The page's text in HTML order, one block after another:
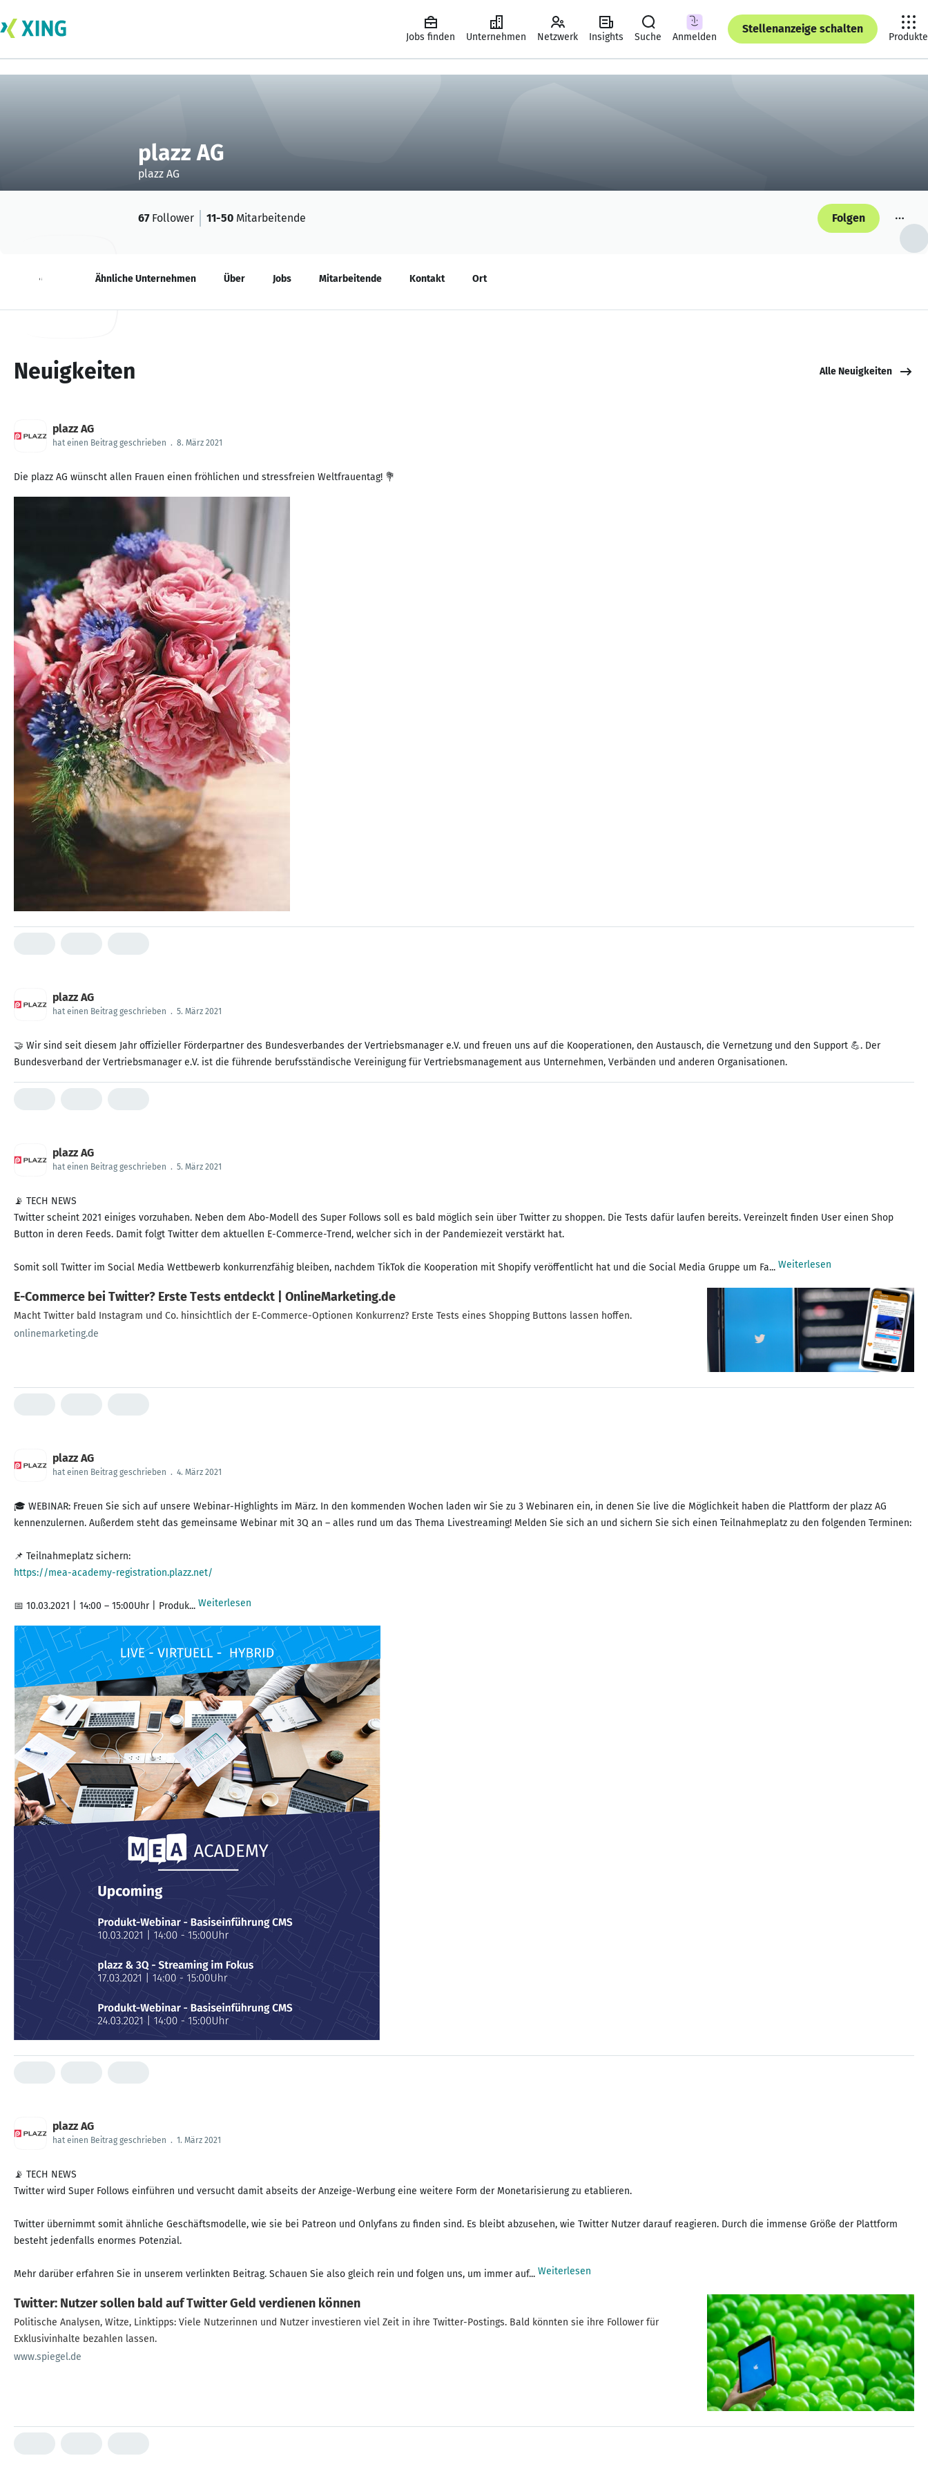
Jobs finden Unternehmen Netzwerk Insights Suche Anmelden
Stellenanzeige schalten
Produkte
plazz AG
plazz AG
67Follower 11-50 Mitarbeitende Folgen
Neuigkeiten Ähnliche Unternehmen Über Jobs Mitarbeitende Kontakt Ort
Neuigkeiten Alle Neuigkeiten
plazz AG
hat einen Beitrag geschrieben . 8. März 2021
Die plazz AG wünscht allen Frauen einen fröhlichen und stressfreien Weltfrauentag! 💐
plazz AG
hat einen Beitrag geschrieben . 5. März 2021
🤝 Wir sind seit diesem Jahr offizieller Förderpartner des Bundesverbandes der Vertriebsmanager e.V. und freuen uns auf die Kooperationen, den Austausch, die Vernetzung und den Support 💪. Der
Bundesverband der Vertriebsmanager e.V. ist die führende berufsständische Vereinigung für Vertriebsmanagement aus Unternehmen, Verbänden und anderen Organisationen.
plazz AG
hat einen Beitrag geschrieben . 5. März 2021
📡 TECH NEWS
Twitter scheint 2021 einiges vorzuhaben. Neben dem Abo-Modell des Super Follows soll es bald möglich sein über Twitter zu shoppen. Die Tests dafür laufen bereits. Vereinzelt finden User einen Shop
Button in deren Feeds. Damit folgt Twitter dem aktuellen E-Commerce-Trend, welcher sich in der Pandemiezeit verstärkt hat.
Somit soll Twitter im Social Media Wettbewerb konkurrenzfähig bleiben, nachdem TikTok die Kooperation mit Shopify veröffentlicht hat und die Social Media Gruppe um Fa... Weiterlesen
E-Commerce bei Twitter? Erste Tests entdeckt | OnlineMarketing.de
Macht Twitter bald Instagram und Co. hinsichtlich der E-Commerce-Optionen Konkurrenz? Erste Tests eines Shopping Buttons lassen hoffen.
onlinemarketing.de
plazz AG
hat einen Beitrag geschrieben . 4. März 2021
🎓 WEBINAR: Freuen Sie sich auf unsere Webinar-Highlights im März. In den kommenden Wochen laden wir Sie zu 3 Webinaren ein, in denen Sie live die Möglichkeit haben die Plattform der plazz AG
kennenzulernen. Außerdem steht das gemeinsame Webinar mit 3Q an – alles rund um das Thema Livestreaming! Melden Sie sich an und sichern Sie sich einen Teilnahmeplatz zu den folgenden Terminen:
https://mea-academy-registration.plazz.net/
📅 10.03.2021 | 14:00 – 15:00Uhr | Produk... Weiterlesen
plazz AG
hat einen Beitrag geschrieben . 1. März 2021
📡 TECH NEWS
Twitter wird Super Follows einführen und versucht damit abseits der Anzeige-Werbung eine weitere Form der Monetarisierung zu etablieren.
Twitter übernimmt somit ähnliche Geschäftsmodelle, wie sie bei Patreon und Onlyfans zu finden sind. Es bleibt abzusehen, wie Twitter Nutzer darauf reagieren. Durch die immense Größe der Plattform
besteht jedenfalls enormes Potenzial.
Mehr darüber erfahren Sie in unserem verlinkten Beitrag. Schauen Sie also gleich rein und folgen uns, um immer auf... Weiterlesen
Twitter: Nutzer sollen bald auf Twitter Geld verdienen können
Politische Analysen, Witze, Linktipps: Viele Nutzerinnen und Nutzer investieren viel Zeit in ihre Twitter-Postings. Bald könnten sie ihre Follower für
Exklusivinhalte bezahlen lassen.
www.spiegel.de